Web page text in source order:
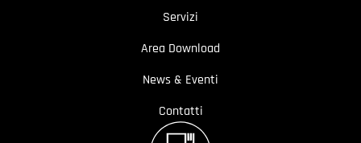
Servizi
Area Download
News & Eventi
Contatti